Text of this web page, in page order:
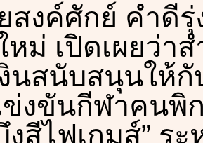
สงค์ศักย์ คำดี
หม่ เปิดเผยว่
นสนับสนุนให้
งขันกีฬาคนพิ
งสีไฟเกมส์” ร